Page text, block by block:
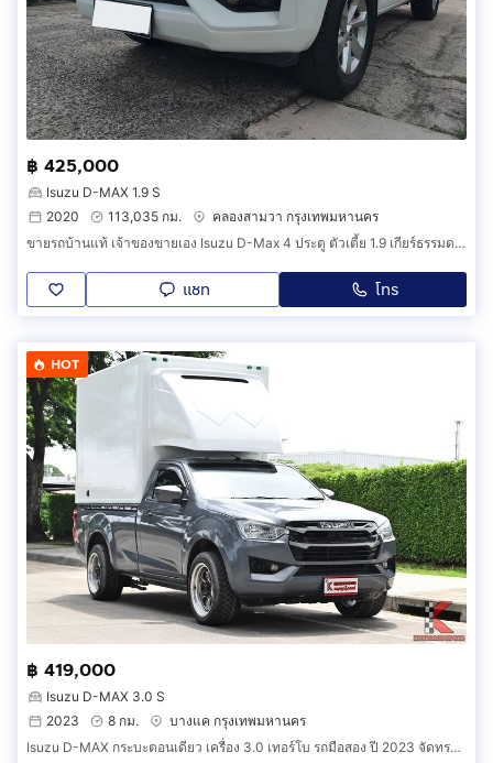
฿ 425,000
Isuzu D-MAX 1.9 S
2020
113,035 กม.
คลองสามวา กรุงเทพมหานคร
ขายรถบ้านแท้ เจ้าของขายเอง Isuzu D-Max 4 ประตู ตัวเตี้ย 1.9 เกียร์ธรรมดา ปี 2020
แชท โทร
HOT
฿ 419,000
Isuzu D-MAX 3.0 S
2023
8 กม.
บางแค กรุงเทพมหานคร
Isuzu D-MAX กระบะตอนเดียว เครื่อง 3.0 เทอร์โบ รถมือสอง ปี 2023 จัดทรงสวย (รหัส GAGB)